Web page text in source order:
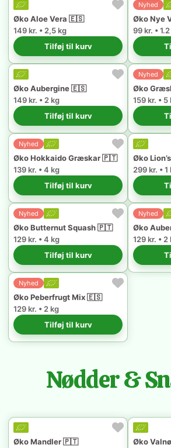
Øko Aloe Vera 🇪🇸
149 kr. • 2,5 kg
Tilføj til kurv
Nyhed
99 kr. •
Øko Aubergine 🇪🇸
149 kr. • 2 kg
Tilføj til kurv
Nyhed
Øko
159 kr. • 5
Nyhed
Øko Hokkaido Græskar 🇵🇹
139 kr. • 4 kg
Tilføj til kurv
Øko
299 kr. • 1
Nyhed
Øko Butternut Squash 🇵🇹
129 kr. • 4 kg
Tilføj til kurv
Nyhed
129 kr. • 2
Nyhed
Øko Peberfrugt Mix 🇪🇸
129 kr. • 2 kg
Tilføj til kurv
Nødder &
Øko Mandler 🇵🇹
Øko